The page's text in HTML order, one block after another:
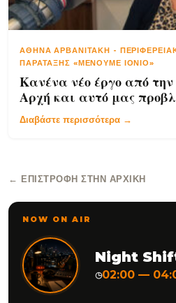
ΑΘΗΝΆ ΑΡΒΑΝΙΤΆΚΗ -
ΠΑΡΆΤΑΞΗΣ «ΜΈΝΟΥΜΕ ΙΌΝΙΟ»
Κανένα νέο έργο από
Αρχή και αυτό μας
Διαβάστε περισσότερα →
← ΕΠΙΣΤΡΟΦΉ ΣΤΗΝ ΑΡΧΙΚΉ
NOW ON AIR
Night
◷02:00 —